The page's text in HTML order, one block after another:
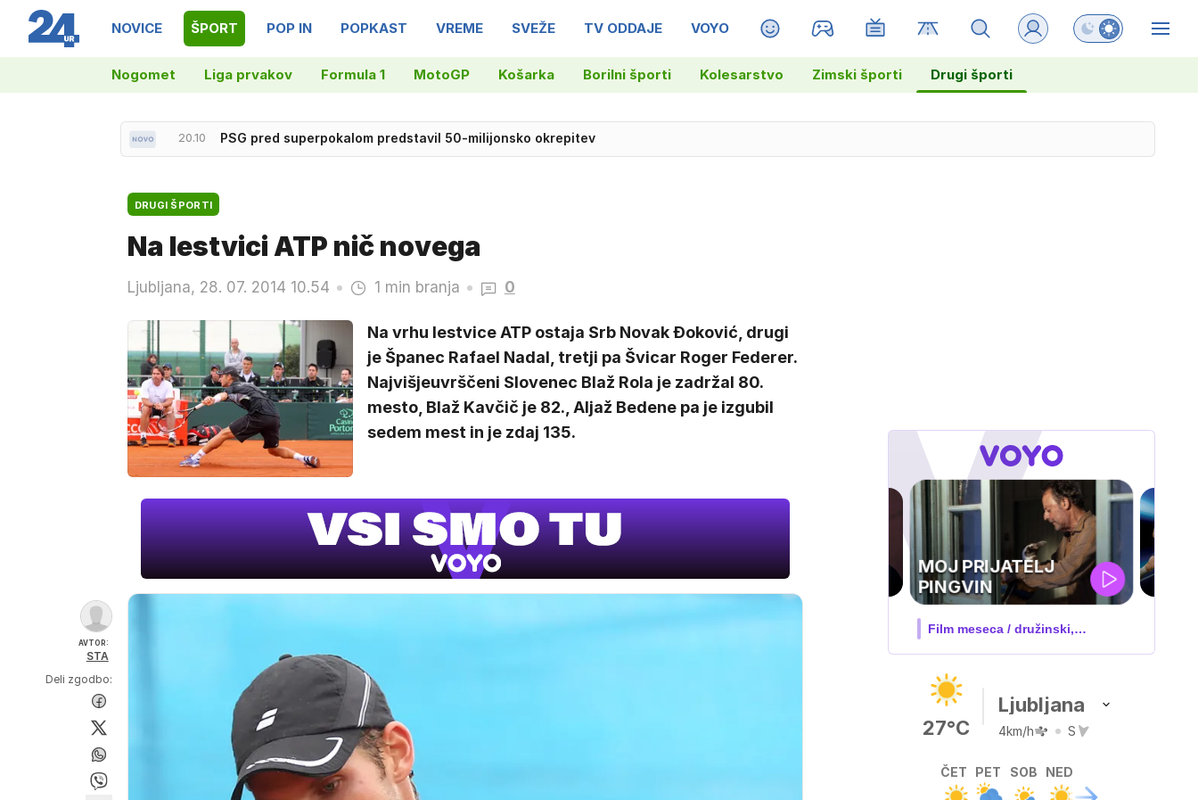
NOVICE ŠPORT POP IN POPKAST VREME SVEŽE TV ODDAJE VOYO MAGAZIN Preklopi barvni
Nogomet Liga prvakov Formula 1 MotoGP Košarka Borilni športi Kolesarstvo Zimski športi Drugi športi
20.10 PSG pred superpokalom predstavil 50-milijonsko okrepitev
DRUGI ŠPORTI
Na lestvici ATP nič novega
Ljubljana, 28. 07. 2014 10.54 1 min branja 0
Na vrhu lestvice ATP ostaja Srb Novak Đoković, drugi
je Španec Rafael Nadal, tretji pa Švicar Roger Federer.
Najvišjeuvrščeni Slovenec Blaž Rola je zadržal 80.
mesto, Blaž Kavčič je 82., Aljaž Bedene pa je izgubil
sedem mest in je zdaj 135.
AVTOR:
STA
Deli zgodbo:
UEFA
SUPERPOKAL
V živo na VOYO: sreda ob 20.30
27°C
Ljubljana
4km/h S
ČET PET SOB NED